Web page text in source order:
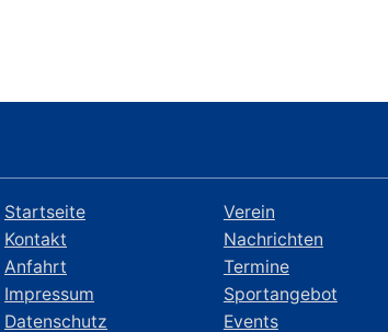
Startseite
Kontakt
Anfahrt
Impressum
Datenschutz
Verein
Nachrichten
Termine
Sportangebot
Events